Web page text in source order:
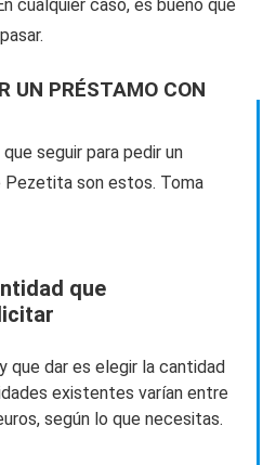
cualquier caso, es bueno que
UN PRÉSTAMO CON
seguir para pedir un
son estos. Toma
que
que dar es elegir la cantidad
existentes varían entre
según lo que necesitas.